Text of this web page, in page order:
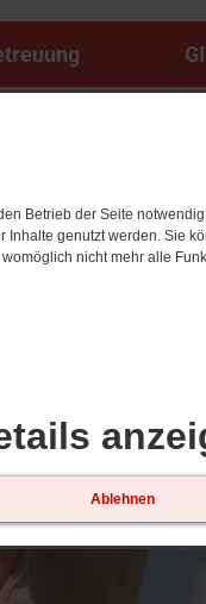
Betrieb der Seite
Inhalte genutzt werden. Sie
nicht mehr alle
Ablehnen